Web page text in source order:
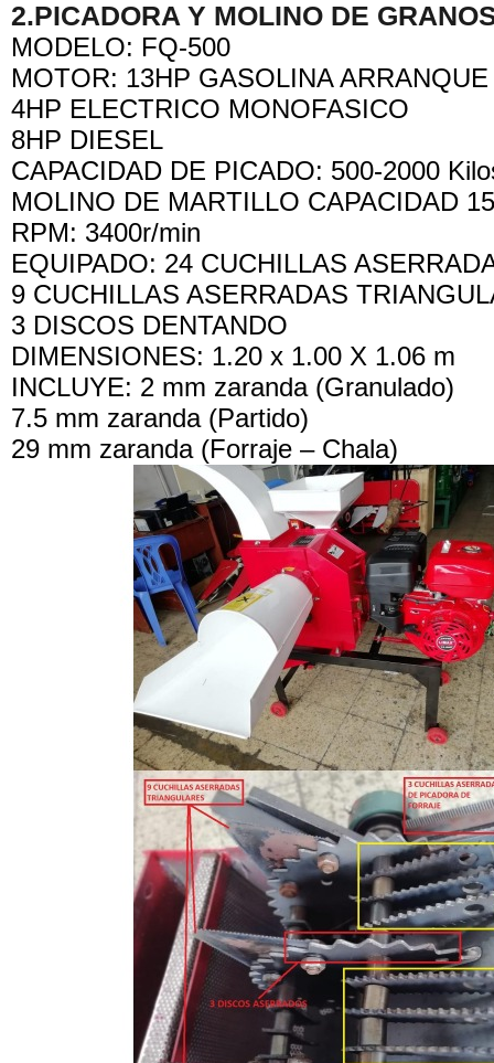
2.PICADORA Y MOLINO DE
MODELO: FQ-500
MOTOR: 13HP GASOLINA
4HP ELECTRICO MONOFASICO
8HP DIESEL
CAPACIDAD DE PICADO: 500-2000
MOLINO DE MARTILLO CAPACIDAD
RPM: 3400r/min
EQUIPADO: 24 CUCHILLAS
9 CUCHILLAS ASERRADAS
3 DISCOS DENTANDO
DIMENSIONES: 1.20 x 1.00 X 1.06 m
INCLUYE: 2 mm zaranda (Granulado)
7.5 mm zaranda (Partido)
29 mm zaranda (Forraje – Chala)